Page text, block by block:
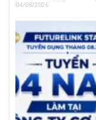
04/08/2026